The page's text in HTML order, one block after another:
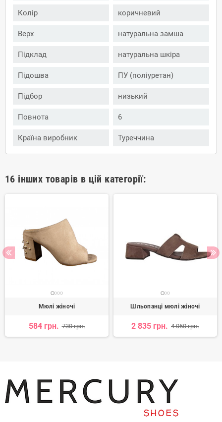
Колір коричневий
Верх натуральна замша
Підклад натуральна шкіра
Підошва ПУ (поліуретан)
Підбор низький
Повнота 6
Країна виробник Туреччина
16 інших товарів в цій категорії:
Мюлі жіночі
584 грн. 730 грн.
Шльопанці мюлі жіночі
2 835 грн. 4 050 грн.